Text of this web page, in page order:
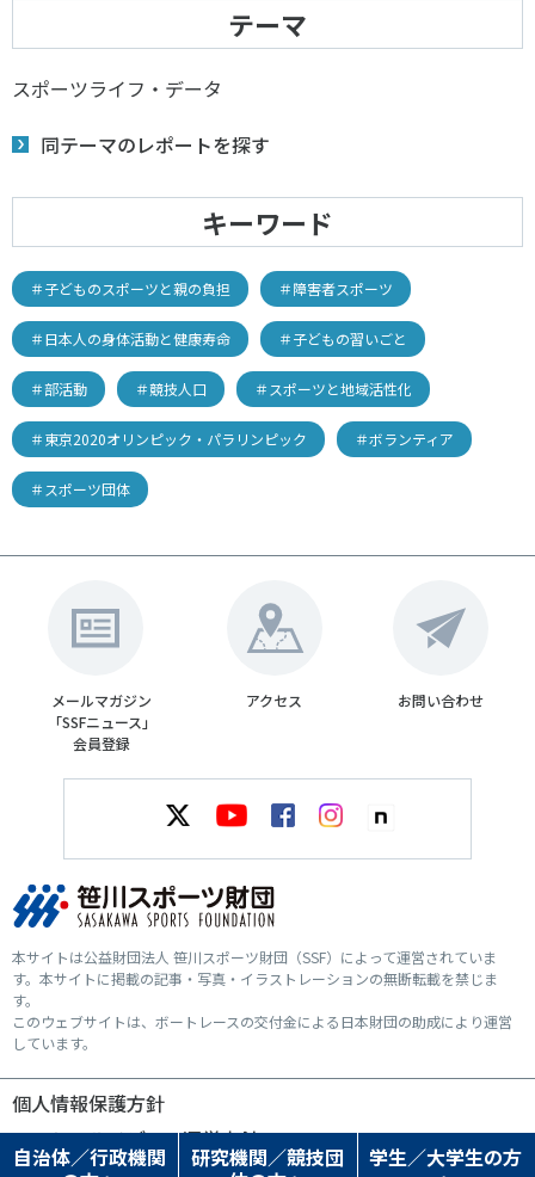
自治体／行政機関
研究機関／競技団
学生／大学生の方
テーマ
スポーツライフ・データ
同テーマのレポートを探す
キーワード
＃子どものスポーツと親の負担 ＃障害者スポーツ
＃日本人の身体活動と健康寿命 ＃子どもの習いごと
＃部活動 ＃競技人口 ＃スポーツと地域活性化
＃東京2020オリンピック・パラリンピック ＃ボランティア
＃スポーツ団体
メールマガジン
「SSFニュース」
会員登録
アクセス お問い合わせ
本サイトは公益財団法人 笹川スポーツ財団（SSF）によって運営されていま
す。本サイトに掲載の記事・写真・イラストレーションの無断転載を禁じま
す。
このウェブサイトは、ボートレースの交付金による日本財団の助成により運営
しています。
個人情報保護方針
ソーシャルメディア運営方針